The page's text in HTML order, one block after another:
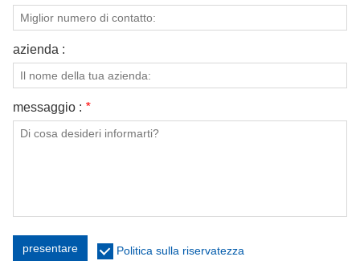
azienda :
messaggio : *
presentare Politica sulla riservatezza